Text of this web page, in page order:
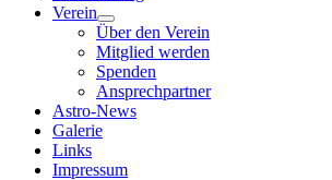
Verein
Über den Verein
Mitglied werden
Spenden
Ansprechpartner
Astro-News
Galerie
Links
Impressum